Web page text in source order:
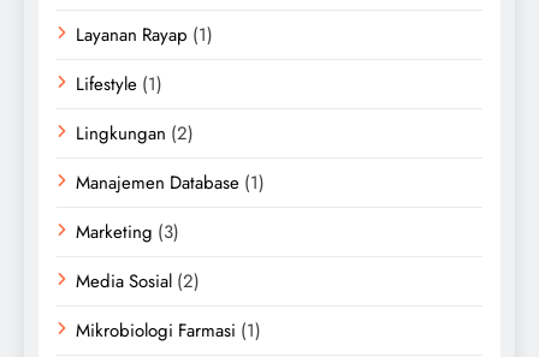
Layanan Rayap (1)
Lifestyle (1)
Lingkungan (2)
Manajemen Database (1)
Marketing (3)
Media Sosial (2)
Mikrobiologi Farmasi (1)